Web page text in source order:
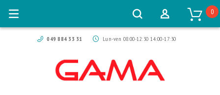
049 884 33 31 Lun-ven 08:00-12:30 14:00-17:30
0